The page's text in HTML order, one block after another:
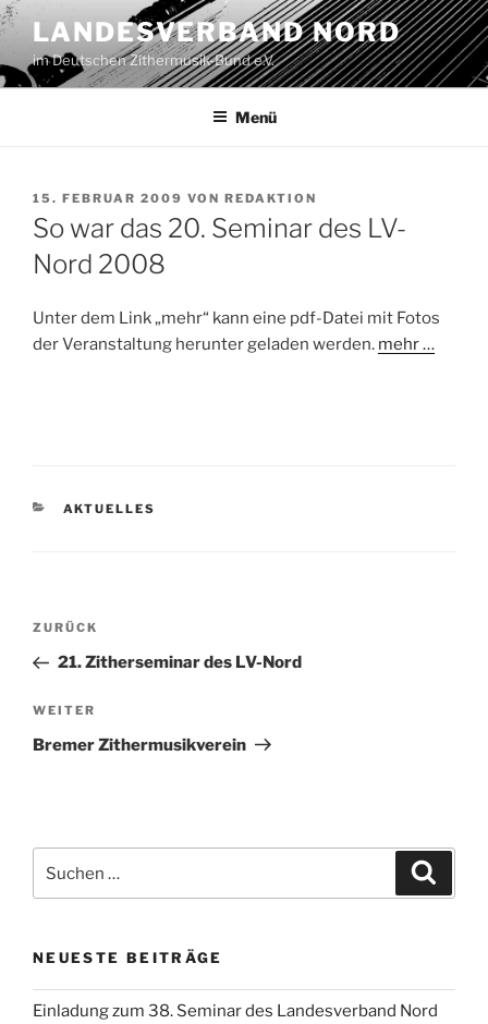
Zum
Inhalt
springen
LANDESVERBAND NORD
im Deutschen Zithermusik-Bund e.V.
Menü
VERÖFFENTLICHT
AM
15. FEBRUAR 2009 VON REDAKTION
So war das 20. Seminar des LV-
Nord 2008
Unter dem Link „mehr“ kann eine pdf-Datei mit Fotos
der Veranstaltung herunter geladen werden. mehr …
KATEGORIEN
AKTUELLES
Beitragsnavigation
Vorheriger
Beitrag
ZURÜCK
21. Zitherseminar des LV-Nord
Nächster
Beitrag
WEITER
Bremer Zithermusikverein
nach:
NEUESTE BEITRÄGE
Einladung zum 38. Seminar des Landesverband Nord